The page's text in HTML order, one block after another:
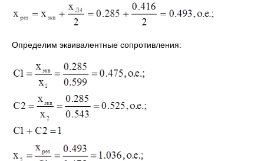
Определим эквивалентные сопротивления: